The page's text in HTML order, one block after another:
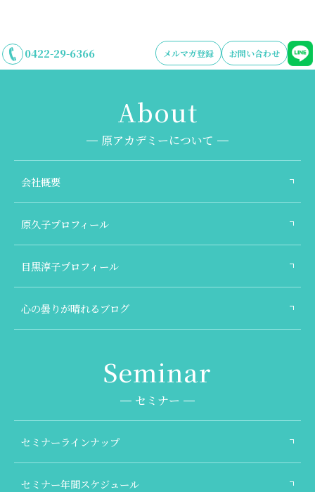
0422-29-6366 メルマガ登録 お問い合わせ
原アカデミーについて
会社概要
原久子プロフィール
目黒淳子プロフィール
心の曇りが晴れるブログ
セミナー
セミナーラインナップ
セミナー年間スケジュール